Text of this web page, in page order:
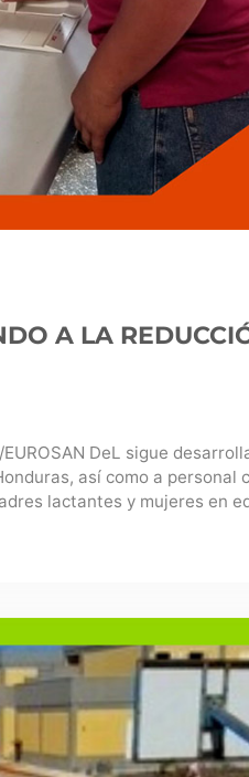
A LA
DeL sigue
así como a personal
lactantes y mujeres en